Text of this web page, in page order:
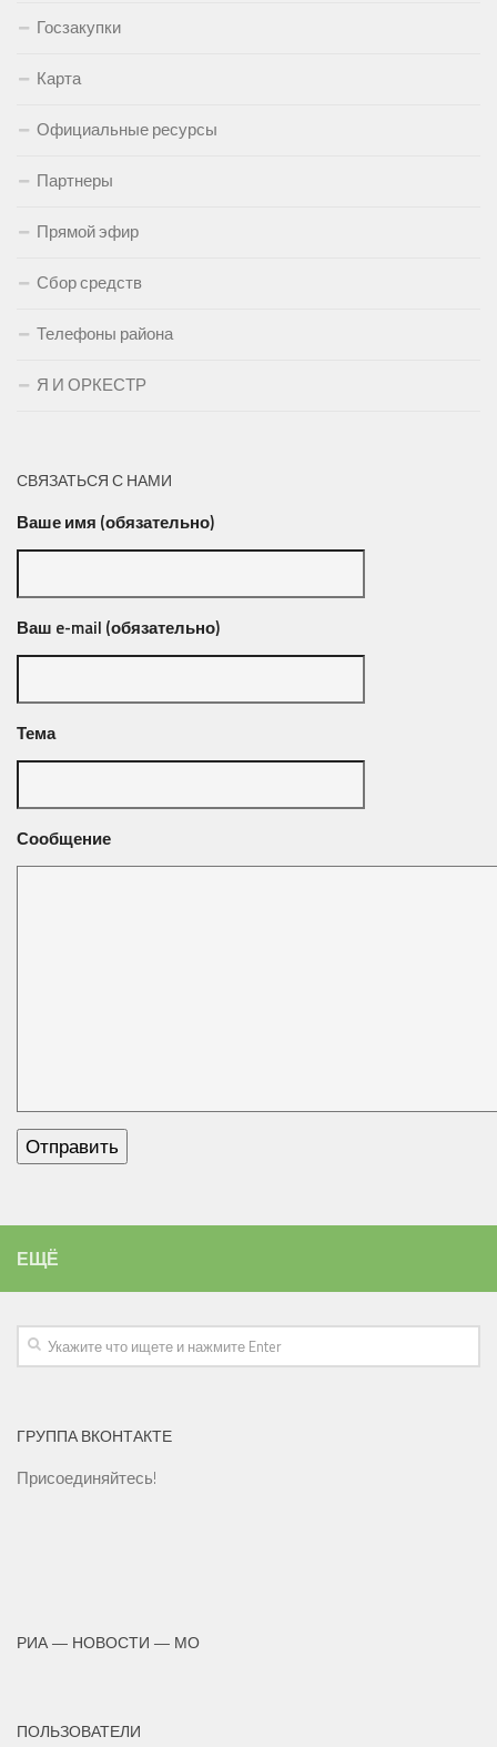
Госзакупки
Карта
Официальные ресурсы
Партнеры
Прямой эфир
Сбор средств
Телефоны района
Я И ОРКЕСТР
СВЯЗАТЬСЯ С НАМИ
Ваше имя (обязательно)
Ваш e-mail (обязательно)
Тема
Сообщение
ЕЩЁ
ГРУППА ВКОНТАКТЕ
Присоединяйтесь!
РИА — НОВОСТИ — МО
ПОЛЬЗОВАТЕЛИ